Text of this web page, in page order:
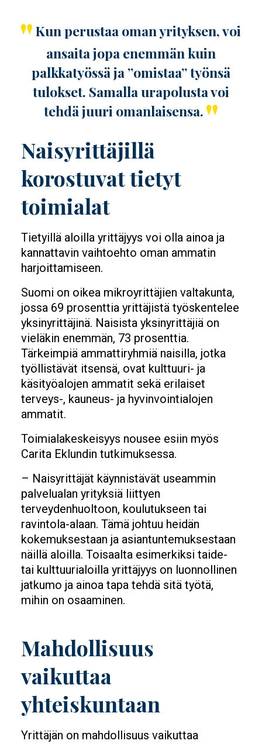
Kun perustaa oman yrityksen, voi
ansaita jopa enemmän kuin
palkkatyössä ja ”omistaa” työnsä
tulokset. Samalla urapolusta voi
tehdä juuri omanlaisensa.
Naisyrittäjillä
korostuvat tietyt
toimialat
Tietyillä aloilla yrittäjyys voi olla ainoa ja
kannattavin vaihtoehto oman ammatin
harjoittamiseen.
Suomi on oikea mikroyrittäjien valtakunta,
jossa 69 prosenttia yrittäjistä työskentelee
yksinyrittäjinä. Naisista yksinyrittäjiä on
vieläkin enemmän, 73 prosenttia.
Tärkeimpiä ammattiryhmiä naisilla, jotka
työllistävät itsensä, ovat kulttuuri- ja
käsityöalojen ammatit sekä erilaiset
terveys-, kauneus- ja hyvinvointialojen
ammatit.
Toimialakeskeisyys nousee esiin myös
Carita Eklundin tutkimuksessa.
– Naisyrittäjät käynnistävät useammin
palvelualan yrityksiä liittyen
terveydenhuoltoon, koulutukseen tai
ravintola-alaan. Tämä johtuu heidän
kokemuksestaan ja asiantuntemuksestaan
näillä aloilla. Toisaalta esimerkiksi taide-
tai kulttuurialoilla yrittäjyys on luonnollinen
jatkumo ja ainoa tapa tehdä sitä työtä,
mihin on osaaminen.
Mahdollisuus
vaikuttaa
yhteiskuntaan
Yrittäjän on mahdollisuus vaikuttaa